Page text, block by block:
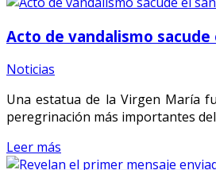
Acto de vandalismo
Noticias
Una estatua de la Virgen María
peregrinación más importantes
Leer más